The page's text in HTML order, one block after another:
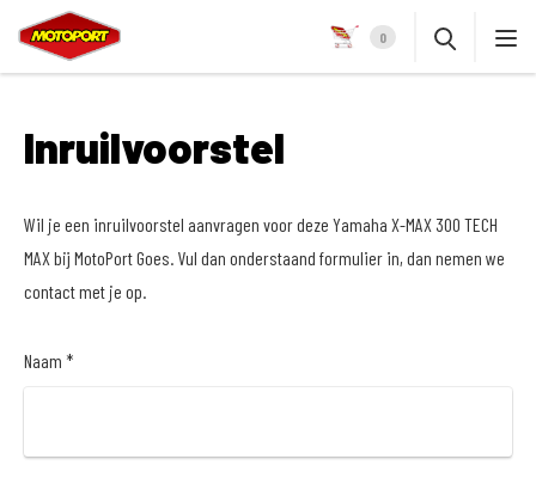
0
Inruilvoorstel
Wil je een inruilvoorstel aanvragen voor deze Yamaha X-MAX 300 TECH
MAX bij MotoPort Goes. Vul dan onderstaand formulier in, dan nemen we
contact met je op.
Naam *